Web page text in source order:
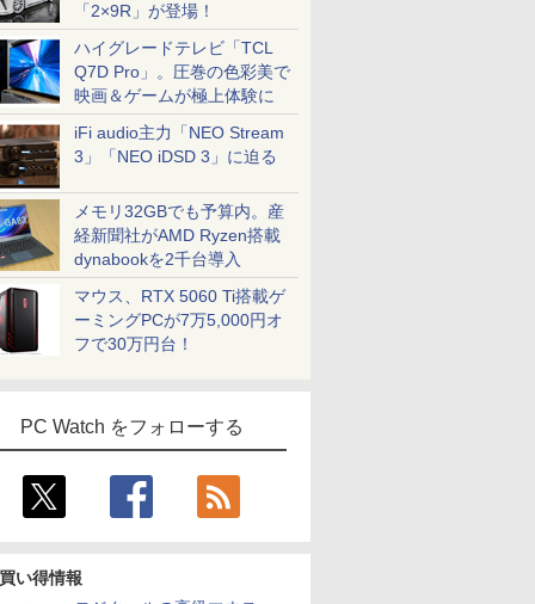
「2×9R」が登場！
ハイグレードテレビ「TCL
Q7D Pro」。圧巻の色彩美で
映画＆ゲームが極上体験に
iFi audio主力「NEO Stream
3」「NEO iDSD 3」に迫る
メモリ32GBでも予算内。産
経新聞社がAMD Ryzen搭載
dynabookを2千台導入
マウス、RTX 5060 Ti搭載ゲ
ーミングPCが7万5,000円オ
フで30万円台！
PC Watch をフォローする
い得情報